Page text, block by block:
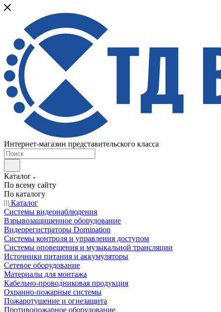
Интернет-магазин представительского класса
Каталог
По всему сайту
По каталогу
Каталог
Системы видеонаблюдения
Взрывозащищенное оборудование
Видеорегистраторы Domination
Системы контроля и управления доступом
Системы оповещения и музыкальной трансляции
Источники питания и аккумуляторы
Сетевое оборудование
Материалы для монтажа
Кабельно-проводниковая продукция
Охранно-пожарные системы
Пожаротушение и огнезащита
Противопожарное оборудование